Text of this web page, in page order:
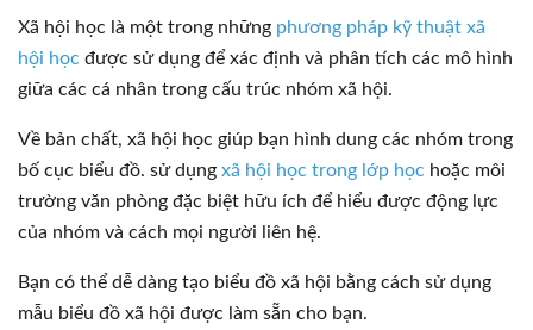
Xã hội học là một trong những phương pháp kỹ thuật xã
hội học được sử dụng để xác định và phân tích các mô hình
giữa các cá nhân trong cấu trúc nhóm xã hội.
Về bản chất, xã hội học giúp bạn hình dung các nhóm trong
bố cục biểu đồ. sử dụng xã hội học trong lớp học hoặc môi
trường văn phòng đặc biệt hữu ích để hiểu được động lực
của nhóm và cách mọi người liên hệ.
Bạn có thể dễ dàng tạo biểu đồ xã hội bằng cách sử dụng
mẫu biểu đồ xã hội được làm sẵn cho bạn.